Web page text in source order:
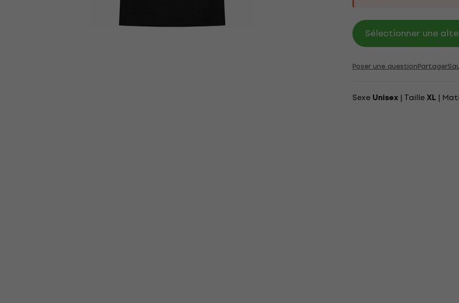
Sélectionner une
Poser une questionPartager
Sexe Unisex | TailleXL |